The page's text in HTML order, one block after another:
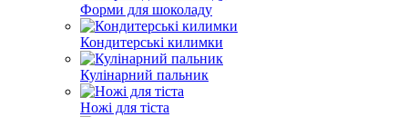
Форми для шоколаду
Кондитерські килимки
Кулінарний пальник
Ножі для тіста